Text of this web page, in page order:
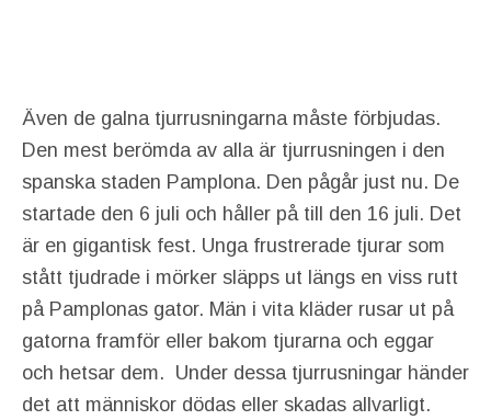
Även de galna tjurrusningarna måste förbjudas.
Den mest berömda av alla är tjurrusningen i den
spanska staden Pamplona. Den pågår just nu. De
startade den 6 juli och håller på till den 16 juli. Det
är en gigantisk fest. Unga frustrerade tjurar som
stått tjudrade i mörker släpps ut längs en viss rutt
på Pamplonas gator. Män i vita kläder rusar ut på
gatorna framför eller bakom tjurarna och eggar
och hetsar dem. Under dessa tjurrusningar händer
det att människor dödas eller skadas allvarligt.